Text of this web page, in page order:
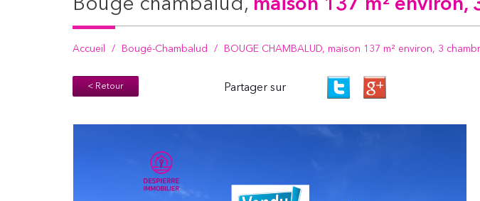
bouge chambalud, maison 137 m² environ,
Accueil Bougé-Chambalud BOUGE CHAMBALUD, maison 137 m² environ, 3
< Retour Partager sur